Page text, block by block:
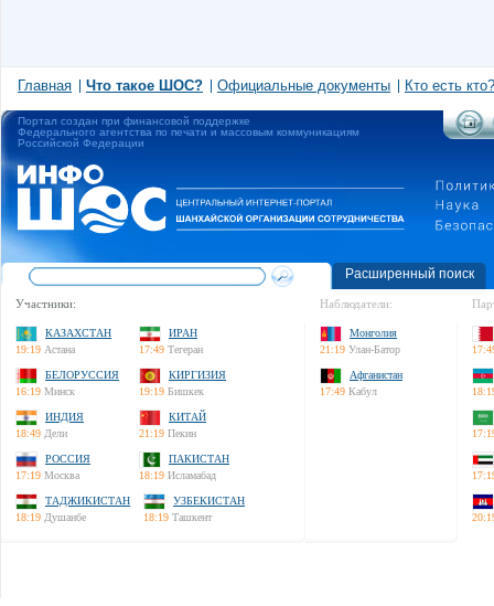
Главная Что такое ШОС? Официальные документы Кто есть кто?
Портал создан при финансовой поддержке
Федерального агентства по печати и массовым коммуникациям
Российской Федерации
Расширенный поиск
Участники:
КАЗАХСТАН
19:19 Астана
ИРАН
17:49 Тегеран
БЕЛОРУССИЯ
16:19 Минск
КИРГИЗИЯ
19:19 Бишкек
ИНДИЯ
18:49 Дели
КИТАЙ
21:19 Пекин
РОССИЯ
17:19 Москва
ПАКИСТАН
18:19 Исламабад
ТАДЖИКИСТАН
18:19 Душанбе
УЗБЕКИСТАН
18:19 Ташкент
Наблюдатели:
Монголия
21:19 Улан-Батор
Афганистан
17:49 Кабул